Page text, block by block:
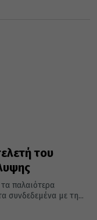
του
παλαιότερα
συνδεδεμένα με τη...